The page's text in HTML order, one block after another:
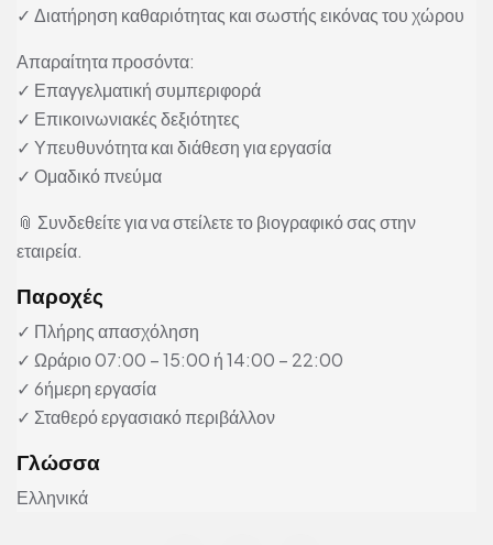
✓ Διατήρηση καθαριότητας και σωστής εικόνας του χώρου
Απαραίτητα προσόντα:
✓ Επαγγελματική συμπεριφορά
✓ Επικοινωνιακές δεξιότητες
✓ Υπευθυνότητα και διάθεση για εργασία
✓ Ομαδικό πνεύμα
📎 Συνδεθείτε για να στείλετε το βιογραφικό σας στην
εταιρεία.
Παροχές
✓ Πλήρης απασχόληση
✓ Ωράριο 07:00 – 15:00 ή 14:00 – 22:00
✓ 6ήμερη εργασία
✓ Σταθερό εργασιακό περιβάλλον
Γλώσσα
Ελληνικά